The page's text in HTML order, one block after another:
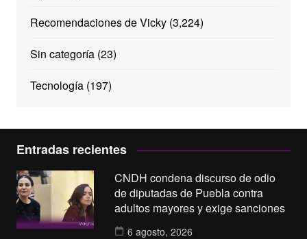
Recomendaciones de Vicky(3,224)
Sin categoría(23)
Tecnología(197)
Entradas recientes
CNDH condena discurso de odio
de diputadas de Puebla contra
adultos mayores y exige sanciones
6 agosto, 2026